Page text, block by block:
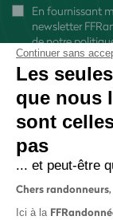
En fournissant
newsletter
denotre
Continuer sans
Les
que nous
sont
pas
... et peut-être
Chers randonneurs,
Ici à la